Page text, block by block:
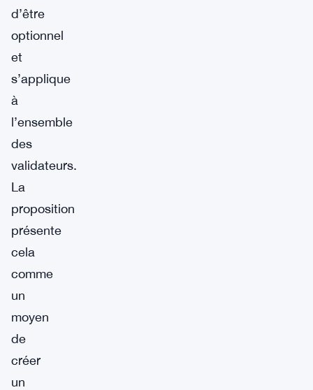
d’être
optionnel
et
s’applique
à
l’ensemble
des
validateurs.
La
proposition
présente
cela
comme
un
moyen
de
créer
un